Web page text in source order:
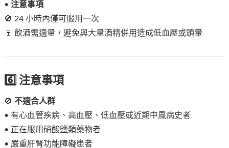
• 注意事項
🚫 24 小時內僅可服用一次
🍷 飲酒需適量，避免與大量酒精併用造成低血壓或頭暈
6️⃣ 注意事項
🚫 不適合人群
• 有心血管疾病、高血壓、低血壓或近期中風病史者
• 正在服用硝酸鹽類藥物者
• 嚴重肝腎功能障礙患者